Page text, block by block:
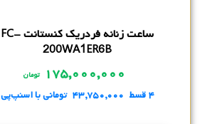
ساعت زنانه فردریک کنستانت FC-
200WA1ER6B
۱۷۵,۰۰۰,۰۰۰ تومان
۴ قسط ۴۳,۷۵۰,۰۰۰ تومانیبا اسنپ‌پی